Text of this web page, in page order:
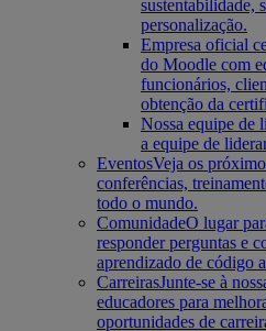
sustentabilidade,
personalização.
Empresa oficial
do Moodle com
funcionários,
obtenção da
Nossa equipe de
a equipe de
EventosVeja os
conferências,
todo o mundo.
ComunidadeO lugar
responder perguntas e
aprendizado de código
CarreirasJunte-se à
educadores para
oportunidades de